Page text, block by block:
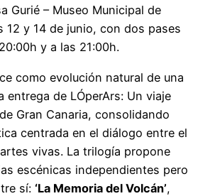
Gurié – Museo Municipal de
12 y 14 de junio, con dos pases
y a las 21:00h.
como evolución natural de una
entrega de LÓperArs: Un viaje
Gran Canaria, consolidando
centrada en el diálogo entre el
vivas. La trilogía propone
escénicas independientes pero
sí: ‘La Memoria del Volcán’,